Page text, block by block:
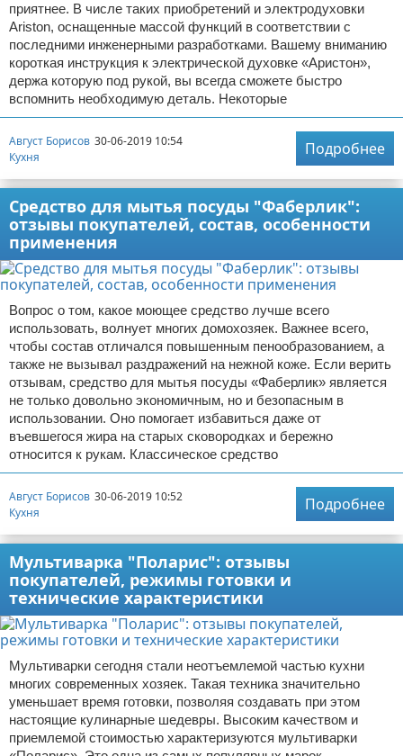
приятнее. В числе таких приобретений и электродуховки
Ariston, оснащенные массой функций в соответствии с
последними инженерными разработками. Вашему вниманию
короткая инструкция к электрической духовке «Аристон»,
держа которую под рукой, вы всегда сможете быстро
вспомнить необходимую деталь. Некоторые
Август Борисов 30-06-2019 10:54
Кухня
Подробнее
Средство для мытья посуды "Фаберлик":
отзывы покупателей, состав, особенности
применения
Вопрос о том, какое моющее средство лучше всего
использовать, волнует многих домохозяек. Важнее всего,
чтобы состав отличался повышенным пенообразованием, а
также не вызывал раздражений на нежной коже. Если верить
отзывам, средство для мытья посуды «Фаберлик» является
не только довольно экономичным, но и безопасным в
использовании. Оно помогает избавиться даже от
въевшегося жира на старых сковородках и бережно
относится к рукам. Классическое средство
Август Борисов 30-06-2019 10:52
Кухня
Подробнее
Мультиварка "Поларис": отзывы
покупателей, режимы готовки и
технические характеристики
Мультиварки сегодня стали неотъемлемой частью кухни
многих современных хозяек. Такая техника значительно
уменьшает время готовки, позволяя создавать при этом
настоящие кулинарные шедевры. Высоким качеством и
приемлемой стоимостью характеризуются мультиварки